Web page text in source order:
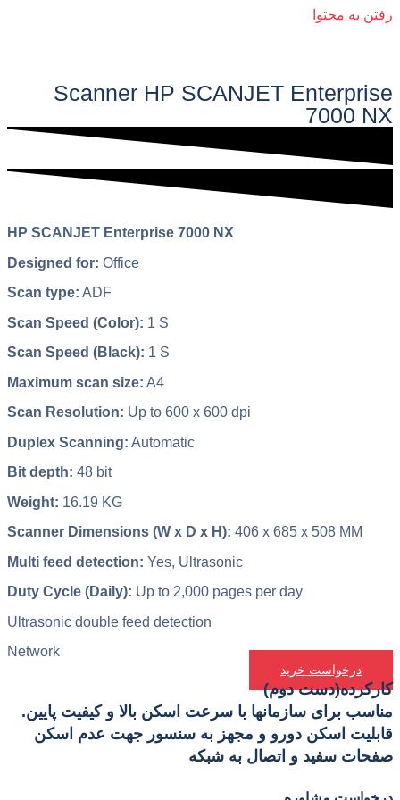
رفتن به محتوا
Scanner HP SCANJET Enterprise
7000 NX​​
HP SCANJET Enterprise 7000 NX
Designed for: Office
Scan type: ADF
Scan Speed (Color): 1 S
Scan Speed (Black): 1 S
Maximum scan size: A4
Scan Resolution: Up to 600 x 600 dpi
Duplex Scanning: Automatic
Bit depth: 48 bit
Weight: 16.19 KG
Scanner Dimensions (W x D x H): 406 x 685 x 508 MM
Multi feed detection: Yes, Ultrasonic
Duty Cycle (Daily): Up to 2,000 pages per day
Ultrasonic double feed detection
Network
درخواست خرید
کارکرده(دست دوم)
مناسب برای سازمانها با سرعت اسکن بالا و کیفیت پایین.
قابلیت اسکن دورو و مجهز به سنسور جهت عدم اسکن
صفحات سفید و اتصال به شبکه